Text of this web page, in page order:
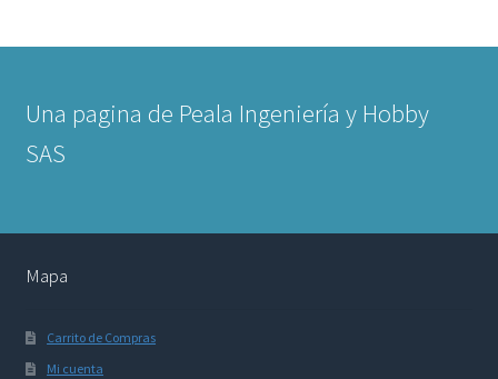
Una pagina de Peala Ingeniería y Hobby
SAS
Mapa
Carrito de Compras
Mi cuenta